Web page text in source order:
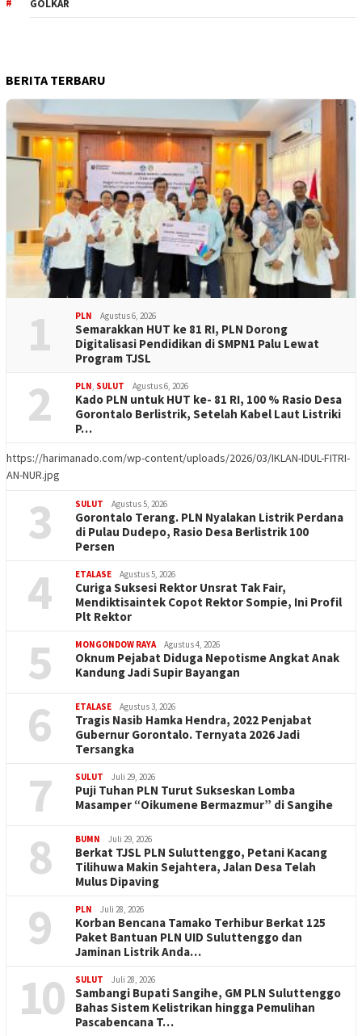
GOLKAR
BERITA TERBARU
1 PLN Agustus 6, 2026
Semarakkan HUT ke 81 RI, PLN Dorong
Digitalisasi Pendidikan di SMPN1 Palu Lewat
Program TJSL
2 PLN, SULUT Agustus 6, 2026
Kado PLN untuk HUT ke- 81 RI, 100 % Rasio Desa
Gorontalo Berlistrik, Setelah Kabel Laut Listriki
P…
https://harimanado.com/wp-content/uploads/2026/03/IKLAN-IDUL-FITRI-
AN-NUR.jpg
3 SULUT Agustus 5, 2026
Gorontalo Terang. PLN Nyalakan Listrik Perdana
di Pulau Dudepo, Rasio Desa Berlistrik 100
Persen
4 ETALASE Agustus 5, 2026
Curiga Suksesi Rektor Unsrat Tak Fair,
Mendiktisaintek Copot Rektor Sompie, Ini Profil
Plt Rektor
5 MONGONDOW RAYA Agustus 4, 2026
Oknum Pejabat Diduga Nepotisme Angkat Anak
Kandung Jadi Supir Bayangan
6 ETALASE Agustus 3, 2026
Tragis Nasib Hamka Hendra, 2022 Penjabat
Gubernur Gorontalo. Ternyata 2026 Jadi
Tersangka
7 SULUT Juli 29, 2026
Puji Tuhan PLN Turut Sukseskan Lomba
Masamper “Oikumene Bermazmur” di Sangihe
8 BUMN Juli 29, 2026
Berkat TJSL PLN Suluttenggo, Petani Kacang
Tilihuwa Makin Sejahtera, Jalan Desa Telah
Mulus Dipaving
9 PLN Juli 28, 2026
Korban Bencana Tamako Terhibur Berkat 125
Paket Bantuan PLN UID Suluttenggo dan
Jaminan Listrik Anda…
10 SULUT Juli 28, 2026
Sambangi Bupati Sangihe, GM PLN Suluttenggo
Bahas Sistem Kelistrikan hingga Pemulihan
Pascabencana T…